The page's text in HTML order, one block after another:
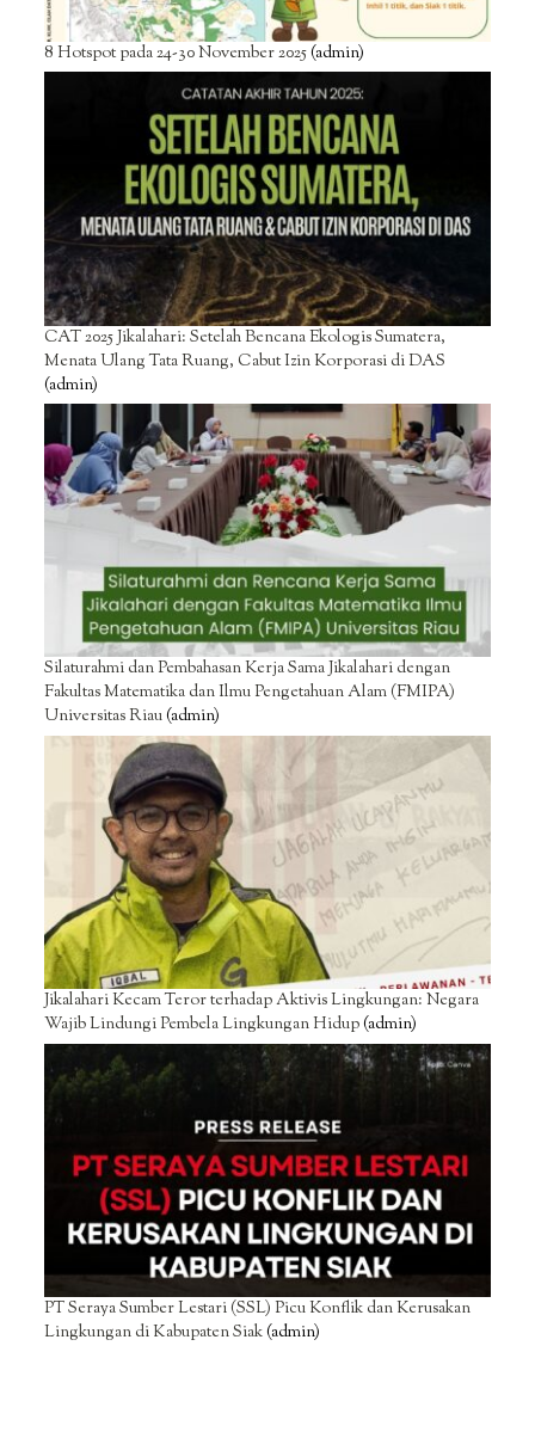
8 Hotspot pada 24-30 November 2025(admin)
CAT 2025 Jikalahari: Setelah Bencana Ekologis Sumatera,
Menata Ulang Tata Ruang, Cabut Izin Korporasi di DAS
(admin)
Silaturahmi dan Pembahasan Kerja Sama Jikalahari dengan
Fakultas Matematika dan Ilmu Pengetahuan Alam (FMIPA)
Universitas Riau(admin)
Jikalahari Kecam Teror terhadap Aktivis Lingkungan: Negara
Wajib Lindungi Pembela Lingkungan Hidup(admin)
PT Seraya Sumber Lestari (SSL) Picu Konflik dan Kerusakan
Lingkungan di Kabupaten Siak(admin)